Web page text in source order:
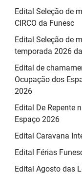
Edital Seleção de
CIRCO da Funesc
Edital Seleção de
temporada 2026
Edital de
Ocupação dos
2026
Edital De Repente
Espaço 2026
Edital Caravana
Edital Férias
Edital Agosto das